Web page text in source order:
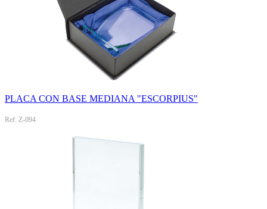
PLACA CON BASE MEDIANA "ESCORPIUS"
Ref: Z-094